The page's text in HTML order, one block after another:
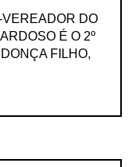
DO
É O 2º
FILHO,